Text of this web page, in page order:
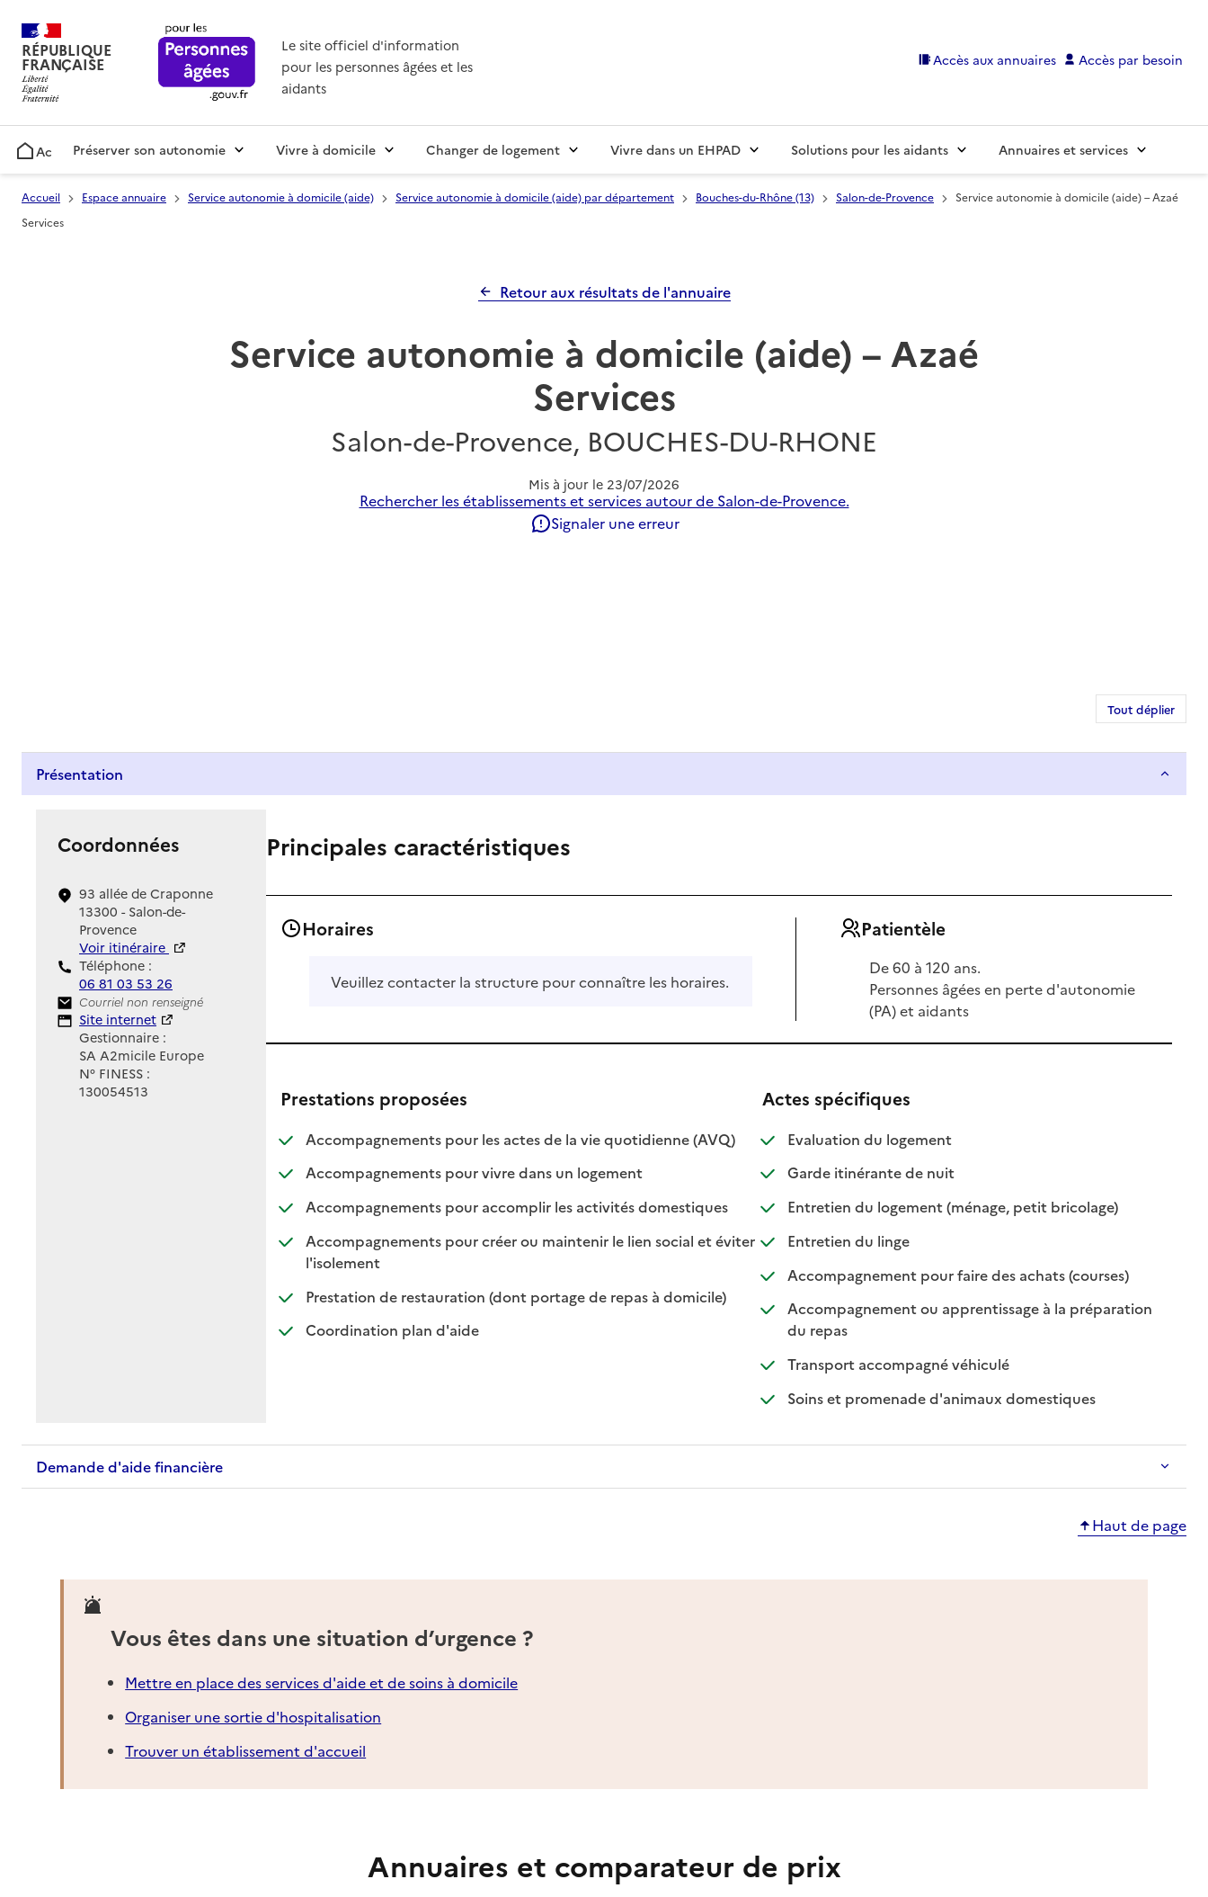
RÉPUBLIQUE
FRANÇAISE
Le site officiel d'information
pour les personnes âgées et les
aidants
Accès aux annuaires Accès par besoin
AccueilPréserver son autonomie Vivre à domicile Changer de logement Vivre dans un EHPAD Solutions pour les aidants Annuaires et services
Accueil Espace annuaire Service autonomie à domicile (aide) Service autonomie à domicile (aide) par département Bouches-du-Rhône (13) Salon-de-Provence
Service autonomie à domicile (aide) – Azaé
Services
Retour aux résultats de l'annuaire
Service autonomie à domicile (aide) – Azaé
Services
Salon-de-Provence, BOUCHES-DU-RHONE
Mis à jour le 23/07/2026
Rechercher les établissements et services autour de Salon-de-Provence.
Signaler une erreur
Tout déplier
Présentation
Coordonnées
93 allée de Craponne
13300 - Salon-de-
Provence
Voir itinéraire
Téléphone :
06 81 03 53 26
Contact
Courriel non renseigné
Site Internet
Site internet
Gestionnaire :
SA A2micile Europe
N° FINESS :
130054513
Principales caractéristiques
Horaires
Veuillez contacter la structure pour connaître les horaires.
Patientèle
De 60 à 120 ans.
Personnes âgées en perte d'autonomie
(PA) et aidants
Prestations proposées
Accompagnements pour les actes de la vie quotidienne (AVQ): disponible
: non disponible
Accompagnements pour vivre dans un logement: disponible
: non disponible
Accompagnements pour accomplir les activités domestiques: disponible
: non disponible
Accompagnements pour créer ou maintenir le lien social et éviter
l'isolement: disponible
: non disponible
Prestation de restauration (dont portage de repas à domicile): disponible
: non disponible
Coordination plan d'aide: disponible
: non disponible
Actes spécifiques
Evaluation du logement: disponible
: non disponible
Garde itinérante de nuit: disponible
: non disponible
Entretien du logement (ménage, petit bricolage): disponible
: non disponible
Entretien du linge: disponible
: non disponible
Accompagnement pour faire des achats (courses): disponible
: non
Accompagnement ou apprentissage à la préparation
du repas: disponible
: non disponible
Transport accompagné véhiculé: disponible
: non disponible
Soins et promenade d'animaux domestiques: disponible
: non disponible
Demande d'aide financière
Haut de page
Vous êtes dans une situation d’urgence ?
Mettre en place des services d'aide et de soins à domicile
Organiser une sortie d'hospitalisation
Trouver un établissement d'accueil
Annuaires et comparateur de prix